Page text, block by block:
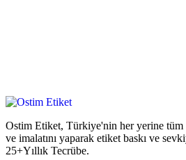
Ostim Etiket, Türkiye'nin her yerine tüm
ve imalatını yaparak etiket baskı ve
25+Yıllık Tecrübe.